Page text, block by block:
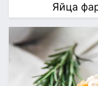
Яйца